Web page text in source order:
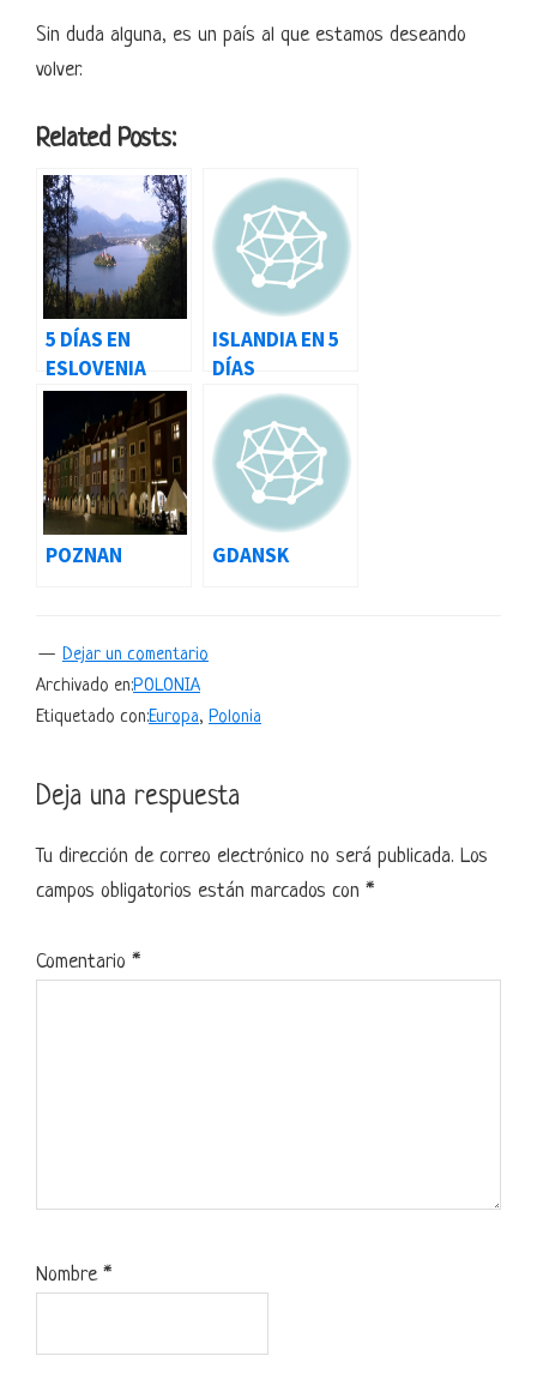
Sin duda alguna, es un país al que estamos deseando
volver.
Related Posts:
5 DÍAS EN
ESLOVENIA
ISLANDIA EN 5
DÍAS
POZNAN GDANSK
Dejar un comentario
Archivado en:POLONIA
Etiquetado con:Europa, Polonia
Interacciones
con
los
lectores
Deja una respuesta
Tu dirección de correo electrónico no será publicada. Los
campos obligatorios están marcados con *
Comentario *
Nombre *